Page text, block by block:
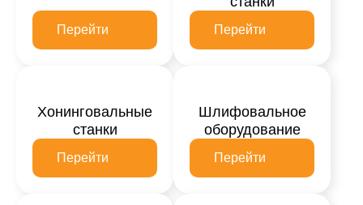
Перейти Перейти
Хонинговальные
станки
Перейти
Шлифовальное
оборудование
Перейти